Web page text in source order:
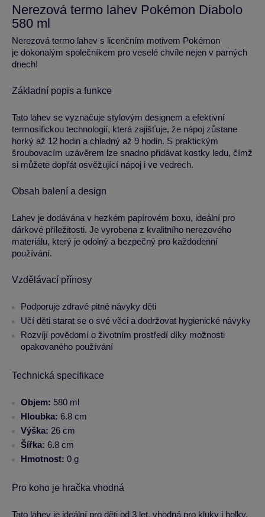
Nerezová termo lahev Pokémon Diabolo
580 ml
Nerezová termo lahev s licenčním motivem Pokémon
je dokonalým společníkem pro veselé chvíle nejen v parných
dnech!
Základní popis a funkce
Tato lahev se vyznačuje stylovým designem a efektivní
termosifickou technologií, která zajišťuje, že nápoj zůstane
horký až 12 hodin a chladný až 9 hodin. S praktickým
šroubovacím uzávěrem lze snadno přidávat kostky ledu, čímž
si můžete dopřát osvěžující nápoj i ve vedrech.
Obsah balení a design
Lahev je dodávána v hezkém papírovém boxu, ideální pro
dárkové příležitosti. Je vyrobena z kvalitního nerezového
materiálu, který je odolný a bezpečný pro každodenní
používání.
Vzdělávací přínosy
Podporuje zdravé pitné návyky děti
Učí děti starat se o své věci a dodržovat hygienické návyky
Rozvíjí povědomí o životním prostředí díky možnosti
opakovaného používání
Technická specifikace
Objem: 580 ml
Hloubka: 6.8 cm
Výška: 26 cm
Šířka: 6.8 cm
Hmotnost: 0 g
Pro koho je hračka vhodná
Tato lahev je ideální pro děti od 3 let, vhodná pro kluky i holky.